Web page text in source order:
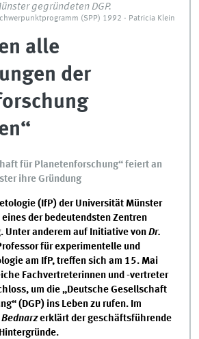
gegründeten DGP.
(SPP) 1992 - Patricia Klein
alle
der
für Planetenforschung“ feiert an
ihre Gründung
(IfP) der Universität Münster
der bedeutendsten Zentren
Unter anderem auf Initiative vonDr.
für experimentelle und
am IfP, treffen sich am 15. Mai
Fachvertreterinnen und -vertreter
um die „Deutsche Gesellschaft
(DGP) ins Leben zu rufen. Im
erklärt der geschäftsführende